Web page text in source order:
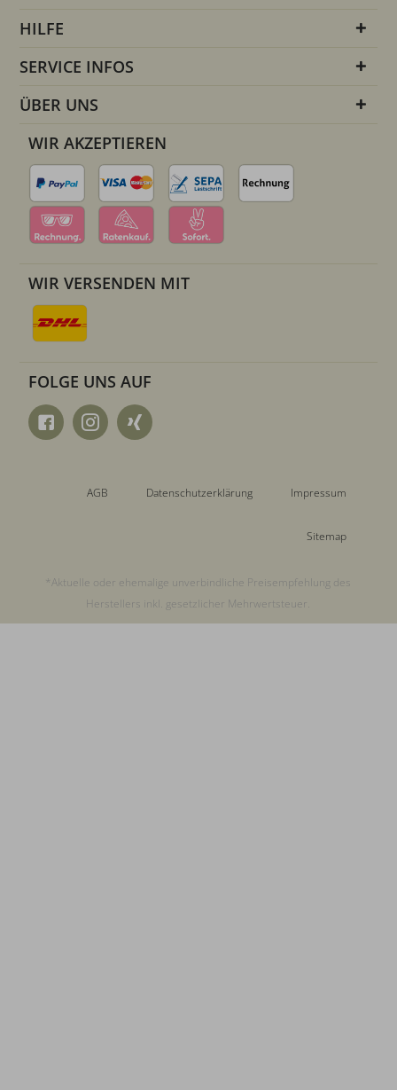
HILFE
SERVICE INFOS
ÜBER UNS
WIR AKZEPTIEREN
WIR VERSENDEN MIT
FOLGE UNS AUF
AGB Datenschutzerklärung Impressum
Sitemap
*Aktuelle oder ehemalige unverbindliche Preisempfehlung des
Herstellers inkl. gesetzlicher Mehrwertsteuer.